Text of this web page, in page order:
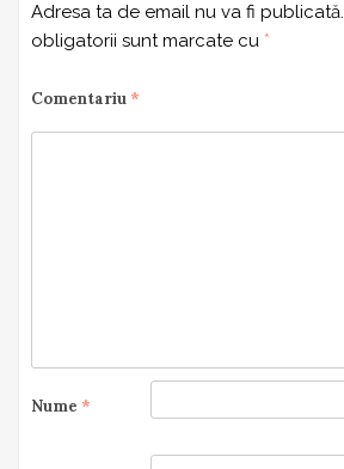
Adresa ta de email nu va fi publicată.
obligatorii sunt marcate cu *
Comentariu *
Nume *